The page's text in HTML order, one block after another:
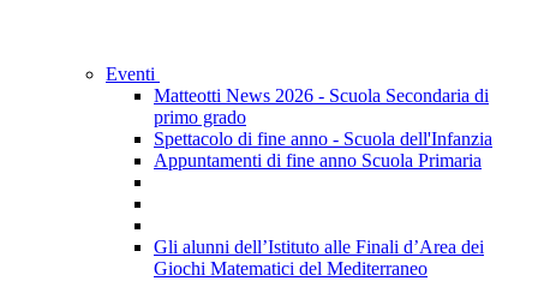
Eventi
Matteotti News 2026 - Scuola Secondaria di
primo grado
Spettacolo di fine anno - Scuola dell'Infanzia
Appuntamenti di fine anno Scuola Primaria
Gli alunni dell’Istituto alle Finali d’Area dei
Giochi Matematici del Mediterraneo